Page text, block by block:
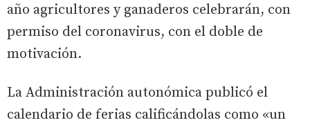
año agricultores y ganaderos celebrarán, con
permiso del coronavirus, con el doble de
motivación.
La Administración autonómica publicó el
calendario de ferias calificándolas como «un